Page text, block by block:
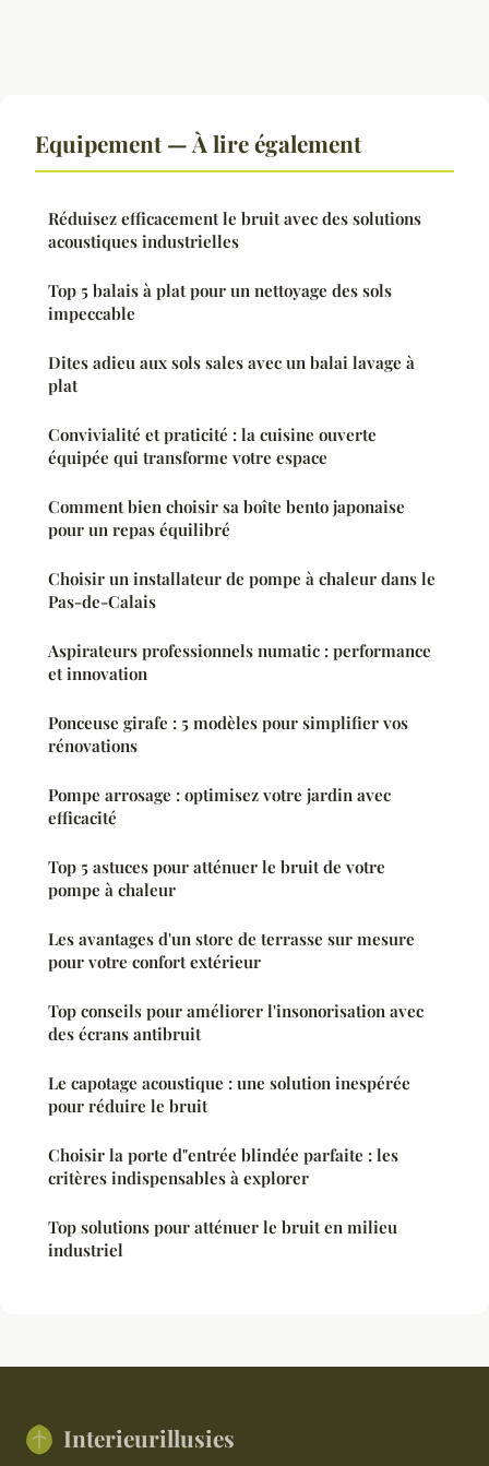
Equipement — À lire également
Réduisez efficacement le bruit avec des solutions
acoustiques industrielles
Top 5 balais à plat pour un nettoyage des sols
impeccable
Dites adieu aux sols sales avec un balai lavage à
plat
Convivialité et praticité : la cuisine ouverte
équipée qui transforme votre espace
Comment bien choisir sa boîte bento japonaise
pour un repas équilibré
Choisir un installateur de pompe à chaleur dans le
Pas-de-Calais
Aspirateurs professionnels numatic : performance
et innovation
Ponceuse girafe : 5 modèles pour simplifier vos
rénovations
Pompe arrosage : optimisez votre jardin avec
efficacité
Top 5 astuces pour atténuer le bruit de votre
pompe à chaleur
Les avantages d'un store de terrasse sur mesure
pour votre confort extérieur
Top conseils pour améliorer l'insonorisation avec
des écrans antibruit
Le capotage acoustique : une solution inespérée
pour réduire le bruit
Choisir la porte d"entrée blindée parfaite : les
critères indispensables à explorer
Top solutions pour atténuer le bruit en milieu
industriel
Interieurillusies